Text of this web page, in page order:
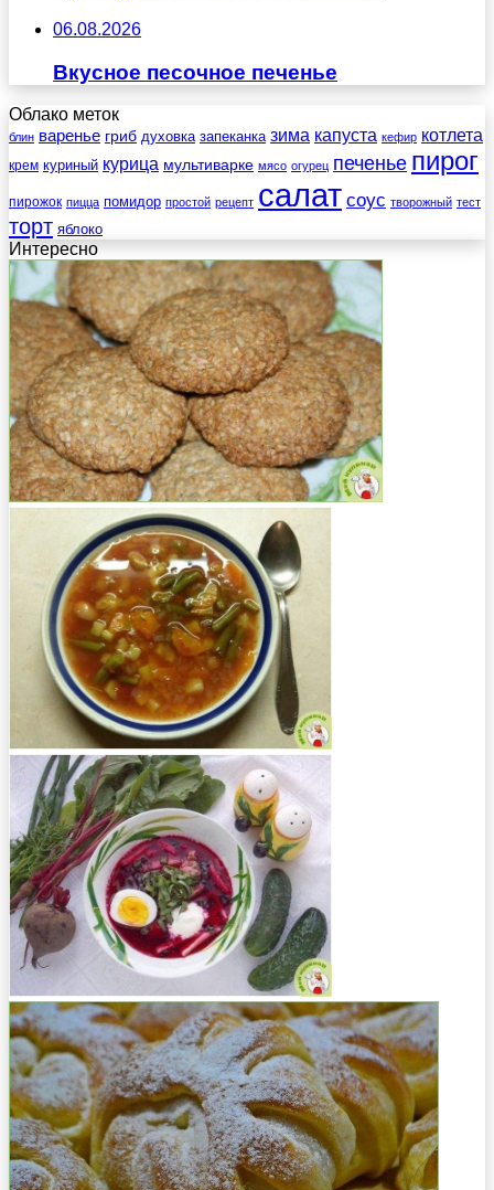
06.08.2026
Вкусное песочное печенье
Облако меток
блин варенье гриб духовка запеканка зима капуста кефир котлета
крем куриный курица мультиварке мясо огурец печенье пирог
пирожок пицца помидор простой рецепт салат соус творожный тест
торт яблоко
Интересно